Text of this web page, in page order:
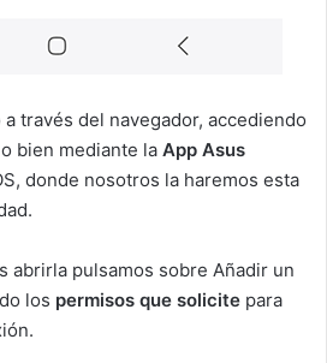
través del navegador, accediendo
bien mediante la App Asus
donde nosotros la haremos esta
abrirla pulsamos sobre Añadir un
los permisos que solicite para